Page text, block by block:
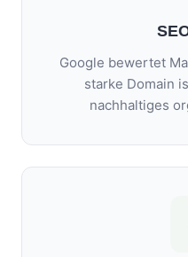
Google bewertet
starke Domain
nachhaltiges